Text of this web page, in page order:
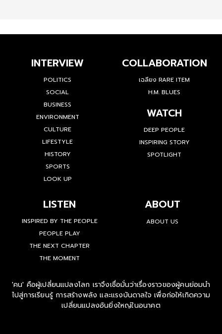
INTERVIEW
POLITICS
SOCIAL
BUSINESS
ENVIRONMENT
CULTURE
LIFESTYLE
HISTORY
SPORTS
LOOK UP
COLLABORATION
เฉลียง RARE ITEM
H.M. BLUES
WATCH
DEEP PEOPLE
INSPIRING STORY
SPOTLIGHT
LISTEN
INSPIRED BY THE PEOPLE
PEOPLE PLAY
THE NEXT CHAPTER
THE MOMENT
ABOUT
ABOUT US
'คน' คือผู้เปลี่ยนแปลงโลก เราจึงเชื่อมั่นว่าเรื่องราวของผู้คนย่อมนำ
ไปสู่การเรียนรู้ การสร้างพลัง และแรงบันดาลใจ เพื่อก่อให้เกิดความ
เปลี่ยนแปลงอันยิ่งใหญ่ในอนาคต